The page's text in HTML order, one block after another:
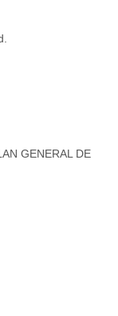
GENERAL DE